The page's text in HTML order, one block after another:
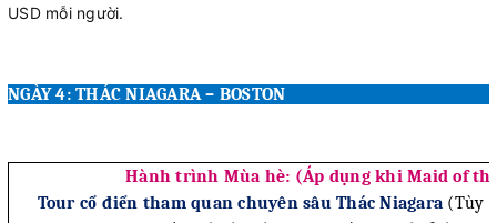
USD mỗi người.
NGÀY 4: THÁC NIAGARA – BOSTON
Hành trình Mùa hè: (Áp dụng khi Maid of
Tour cổ điển tham quan chuyên sâu Thác Niagara (Tùy